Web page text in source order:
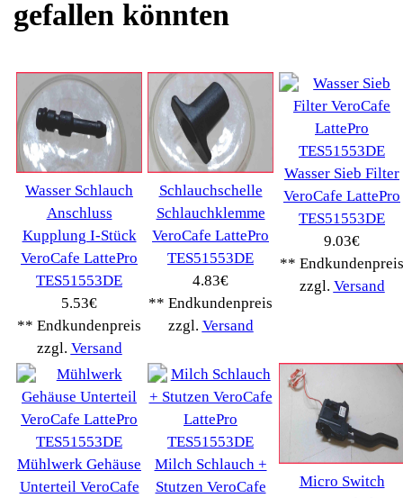
Schnäppchen(16)
AEG(1112)
Ambiano
(29)
BIALETTI
Bosch(2885)
BRAUN(79)
Café express(14)
DeLonghi(7443)
Gaggia
(90)
Gastroback(50)
(14045)
Krups(3904)
Lavazza
(68)
Melitta(2275)
Miele(250)
(72)
NIVONA(1403)
Philips Km(1415)
Privileg(134)
Saeco
(9286)
Siemens(5349)
Tevion Kaffee(36)
TurMix(106)
WMF(2503)
Severin(281)
Drucker Kopierer(1096)